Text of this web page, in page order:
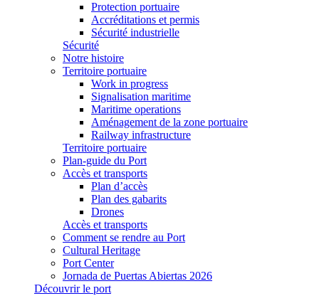
Protection portuaire
Accréditations et permis
Sécurité industrielle
Sécurité
Notre histoire
Territoire portuaire
Work in progress
Signalisation maritime
Maritime operations
Aménagement de la zone portuaire
Railway infrastructure
Territoire portuaire
Plan-guide du Port
Accès et transports
Plan d’accès
Plan des gabarits
Drones
Accès et transports
Comment se rendre au Port
Cultural Heritage
Port Center
Jornada de Puertas Abiertas 2026
Découvrir le port